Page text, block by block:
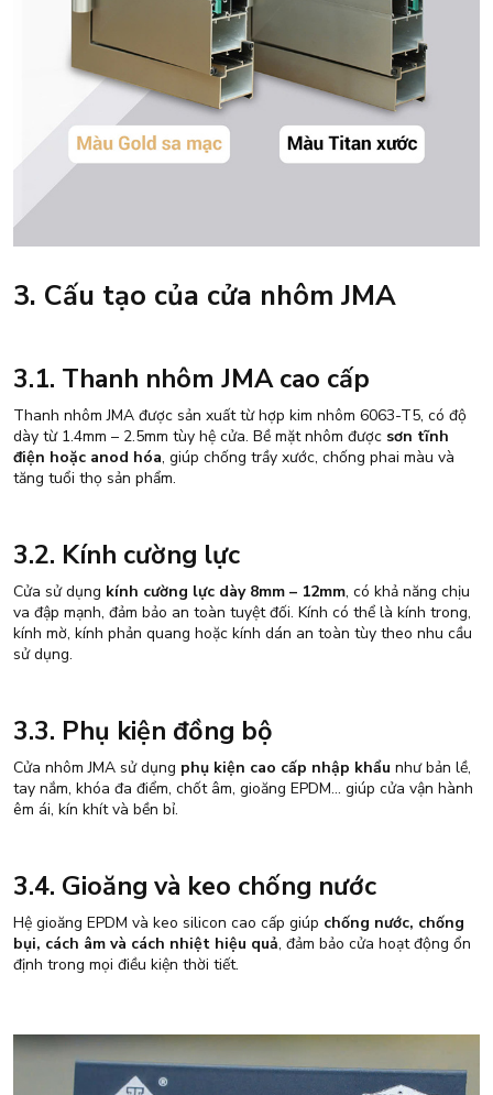
3. Cấu tạo của cửa nhôm JMA
3.1. Thanh nhôm JMA cao cấp
Thanh nhôm JMA được sản xuất từ hợp kim nhôm 6063-T5, có độ
dày từ 1.4mm – 2.5mm tùy hệ cửa. Bề mặt nhôm được sơn tĩnh
điện hoặc anod hóa, giúp chống trầy xước, chống phai màu và
tăng tuổi thọ sản phẩm.
3.2. Kính cường lực
Cửa sử dụng kính cường lực dày 8mm – 12mm, có khả năng chịu
va đập mạnh, đảm bảo an toàn tuyệt đối. Kính có thể là kính trong,
kính mờ, kính phản quang hoặc kính dán an toàn tùy theo nhu cầu
sử dụng.
3.3. Phụ kiện đồng bộ
Cửa nhôm JMA sử dụng phụ kiện cao cấp nhập khẩu như bản lề,
tay nắm, khóa đa điểm, chốt âm, gioăng EPDM… giúp cửa vận hành
êm ái, kín khít và bền bỉ.
3.4. Gioăng và keo chống nước
Hệ gioăng EPDM và keo silicon cao cấp giúp chống nước, chống
bụi, cách âm và cách nhiệt hiệu quả, đảm bảo cửa hoạt động ổn
định trong mọi điều kiện thời tiết.